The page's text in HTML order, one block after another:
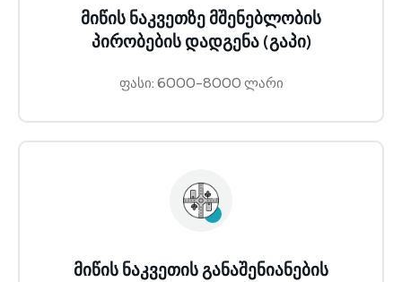
მიწის ნაკვეთზე მშენებლობის
პირობების დადგენა (გაპი)
ფასი: 6000-8000 ლარი
მიწის ნაკვეთის განაშენიანების